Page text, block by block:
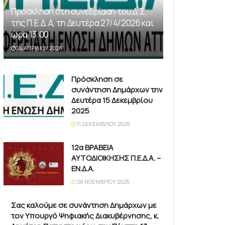
Πρόσκληση στη συνεδρίαση του Δ.Σ.
της Π.Ε.Δ.Α, τη Δευτέρα 27/4/2026 και
ώρα 13:00
24 ΑΠΡΙΛΊΟΥ 2026
Πρόσκληση σε
συνάντηση Δημάρχων την
Δευτέρα 15 Δεκεμβρίου
2025
11 ΔΕΚΕΜΒΡΊΟΥ 2025
12α ΒΡΑΒΕΙΑ
ΑΥΤΟΔΙΟΙΚΗΣΗΣ Π.Ε.Δ.Α. –
ΕΝ.Δ.Α.
28 ΝΟΕΜΒΡΊΟΥ 2025
Σας καλούμε σε συνάντηση Δημάρχων με
τον Υπουργό Ψηφιακής Διακυβέρνησης, κ.